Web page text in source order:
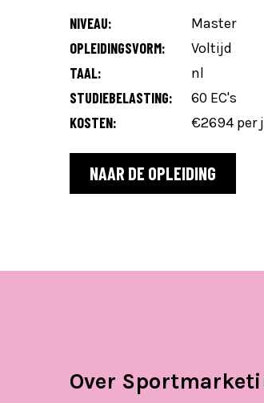
NIVEAU:
Master
OPLEIDINGSVORM:
Voltijd
TAAL:
nl
STUDIEBELASTING:
60 EC's
KOSTEN:
€2694 per
NAAR DE OPLEIDING
Over